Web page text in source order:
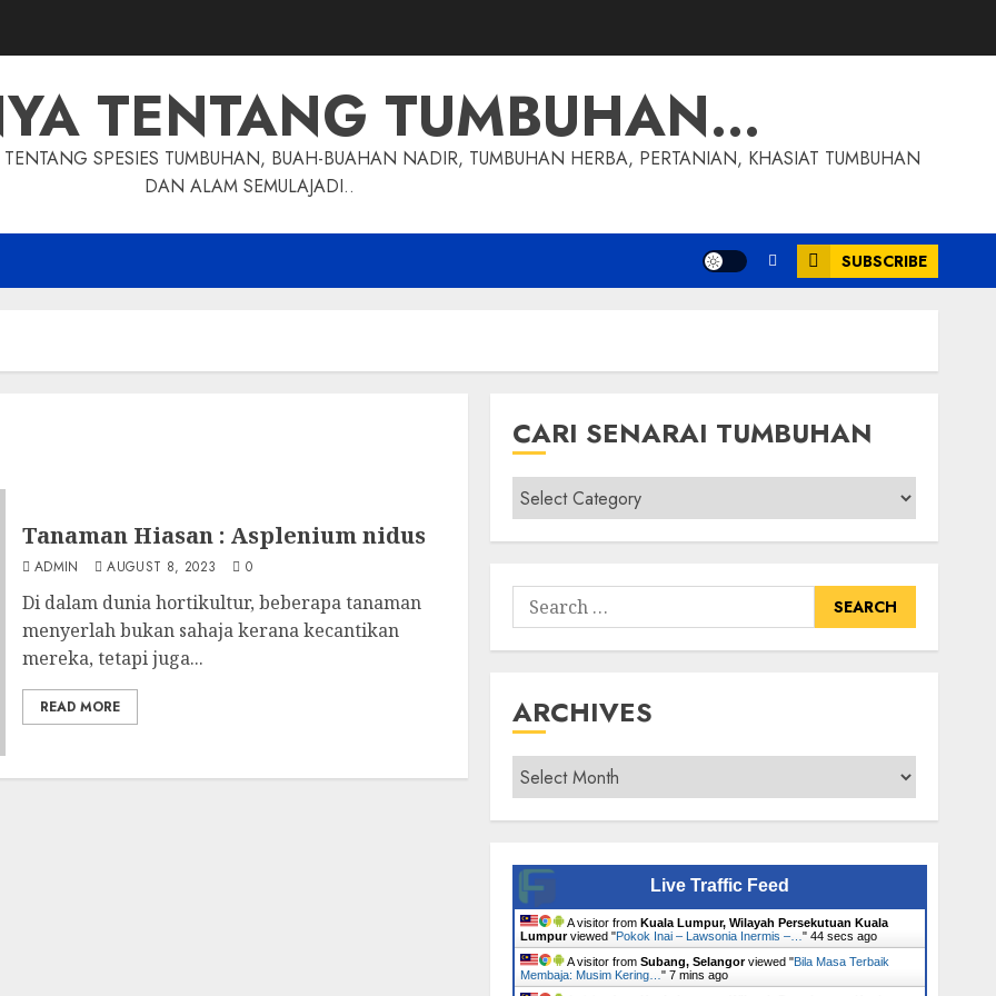
TENTANG TUMBUHAN…
SPESIES TUMBUHAN, BUAH-BUAHAN NADIR, TUMBUHAN HERBA, PERTANIAN, KHASIAT TUMBUHAN
DAN ALAM SEMULAJADI..
SUBSCRIBE
Tanaman Hiasan : Asplenium nidus
ADMIN AUGUST 8, 2023 0
Di dalam dunia hortikultur, beberapa tanaman
menyerlah bukan sahaja kerana kecantikan
mereka, tetapi juga...
READ MORE
CARI SENARAI TUMBUHAN
Cari
Senarai
Tumbuhan
Search
for:
ARCHIVES
Archives
Live Traffic Feed
A visitor from Kuala Lumpur, Wilayah Persekutuan Kuala
Lumpurviewed "Pokok Inai – Lawsonia Inermis –… " 44 secs ago
A visitor from Subang, Selangorviewed "Bila Masa Terbaik
Membaja: Musim Kering… " 7 mins ago